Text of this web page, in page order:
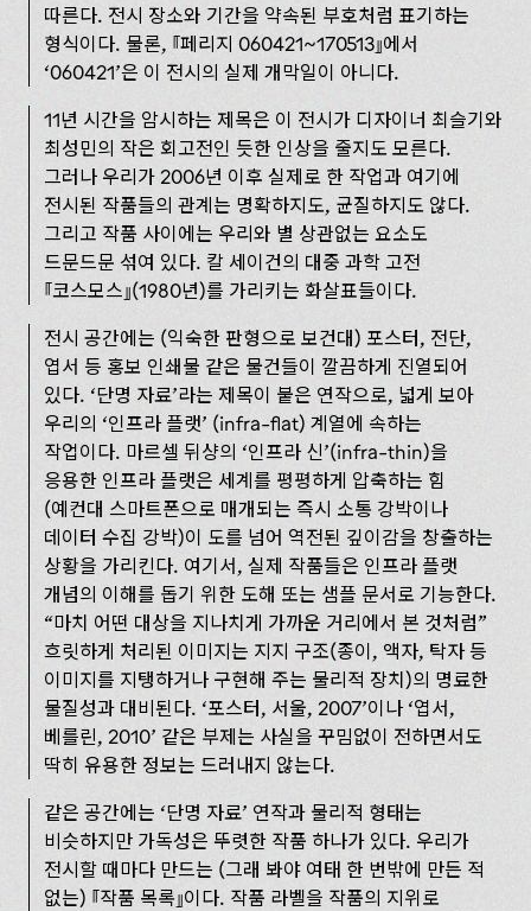
따른다. 전시 장소와 기간을 약속된 부호처럼 표기하는
형식이다. 물론, 페리지 060421~ 170513 에서
‘060421’은 이 전시의 실제 개막일이 아니다.
11년 시간을 암시하는 제목은 이 전시가 디자이너 최슬기와
최성민의 작은 회고전인 듯한 인상을 줄지도 모른다.
그러나 우리가 2006년 이후 실제로 한 작업과 여기에
전시된 작품들의 관계는 명확하지도, 균질하지도 않다.
그리고 작품 사이에는 우리와 별 상관없는 요소도
드문드문 섞여 있다. 칼 세이건의 대중 과학 고전
코스모스 (1980년)를 가리키는 화살표들이다.
전시 공간에는 (익숙한 판형으로 보건대) 포스터, 전단,
엽서 등 홍보 인쇄물 같은 물건들이 깔끔하게 진열되어
있다. ‘단명 자료’라는 제목이 붙은 연작으로, 넓게 보아
우리의 ‘인프라 플랫’ (infra-flat) 계열에 속하는
작업이다. 마르셀 뒤샹의 ‘인프라 신’(infra-thin)을
응용한 인프라 플랫은 세계를 평평하게 압축하는 힘
(예컨대 스마트폰으로 매개되는 즉시 소통 강박이나
데이터 수집 강박)이 도를 넘어 역전된 깊이감을 창출하는
상황을 가리킨다. 여기서, 실제 작품들은 인프라 플랫
개념의 이해를 돕기 위한 도해 또는 샘플 문서로 기능한다.
“마치 어떤 대상을 지나치게 가까운 거리에서 본 것처럼”
흐릿하게 처리된 이미지는 지지 구조(종이, 액자, 탁자 등
이미지를 지탱하거나 구현해 주는 물리적 장치)의 명료한
물질성과 대비된다. ‘포스터, 서울, 2007’이나 ‘엽서,
베를린, 2010’ 같은 부제는 사실을 꾸밈없이 전하면서도
딱히 유용한 정보는 드러내지 않는다.
같은 공간에는 ‘단명 자료’ 연작과 물리적 형태는
비슷하지만 가독성은 뚜렷한 작품 하나가 있다. 우리가
전시할 때마다 만드는 (그래 봐야 여태 한 번밖에 만든 적
없는) 작품 목록 이다. 작품 라벨을 작품의 지위로